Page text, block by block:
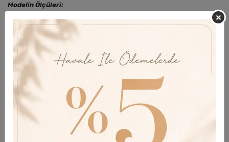
Modelin Ölçüleri:
Kilo: 105 kg
Bel: 105 cm
Göğüs: 116 cm
Basen: 140 cm
Modelin Giydiği Beden
48 Beden
Yorumlar
Taksit Seçenekleri